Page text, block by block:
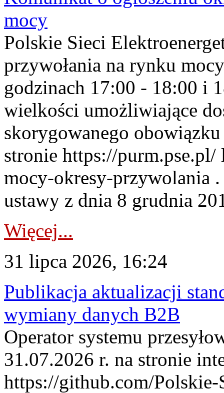
mocy
Polskie Sieci
przywołania na rynku
godzinach 17:00 - 18:00 i
wielkości umożliwiające
skorygowanego
stronie https://
mocy-okresy-przywolania
ustawy z dnia 8 grudnia
Więcej...
31 lipca 2026, 16:24
Publikacja aktualizacji
wymiany danych B2B
Operator systemu
31.07.2026 r. na stronie
https://github.com/Polskie-